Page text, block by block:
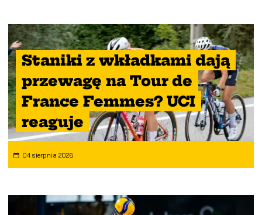
Staniki z wkładkami dają
przewagę na Tour de
France Femmes? UCI
reaguje
04 sierpnia 2026